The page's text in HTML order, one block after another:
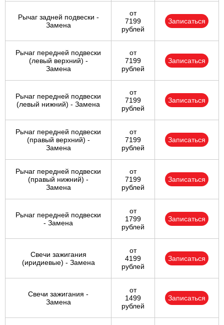
Рычаг задней подвески -
Замена
от
7199
рублей
Записаться
Рычаг передней подвески
(левый верхний) -
Замена
от
7199
рублей
Записаться
Рычаг передней подвески
(левый нижний) - Замена
от
7199
рублей
Записаться
Рычаг передней подвески
(правый верхний) -
Замена
от
7199
рублей
Записаться
Рычаг передней подвески
(правый нижний) -
Замена
от
7199
рублей
Записаться
Рычаг передней подвески
- Замена
от
1799
рублей
Записаться
Свечи зажигания
(иридиевые) - Замена
от
4199
рублей
Записаться
Свечи зажигания -
Замена
от
1499
рублей
Записаться